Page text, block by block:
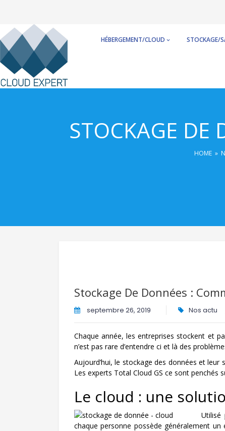
content
HÉBERGEMENT/CLOUD STOCKAGE/
STOCKAGE DE
HOME»
Stockage De Données :
septembre 26, 2019 Nos actu
Chaque année, les entreprises stockent et
n’est pas rare d’entendre ci et là des
Aujourd’hui, le stockage des données et
Les experts Total Cloud GS ce sont penchés
Le cloud : une
Utilisé
chaque personne possède généralement un